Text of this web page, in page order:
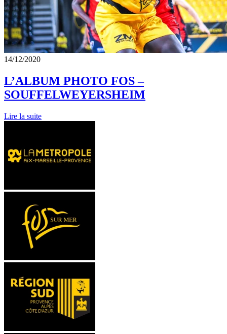
14/12/2020
L’ALBUM PHOTO FOS –
SOUFFELWEYERSHEIM
Lire la suite